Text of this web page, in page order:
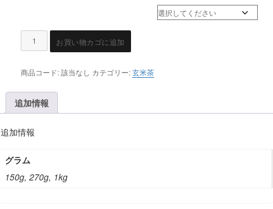
お買い物カゴに追加
商品コード:該当なし カテゴリー:玄米茶
追加情報
追加情報
グラム
150g, 270g, 1kg